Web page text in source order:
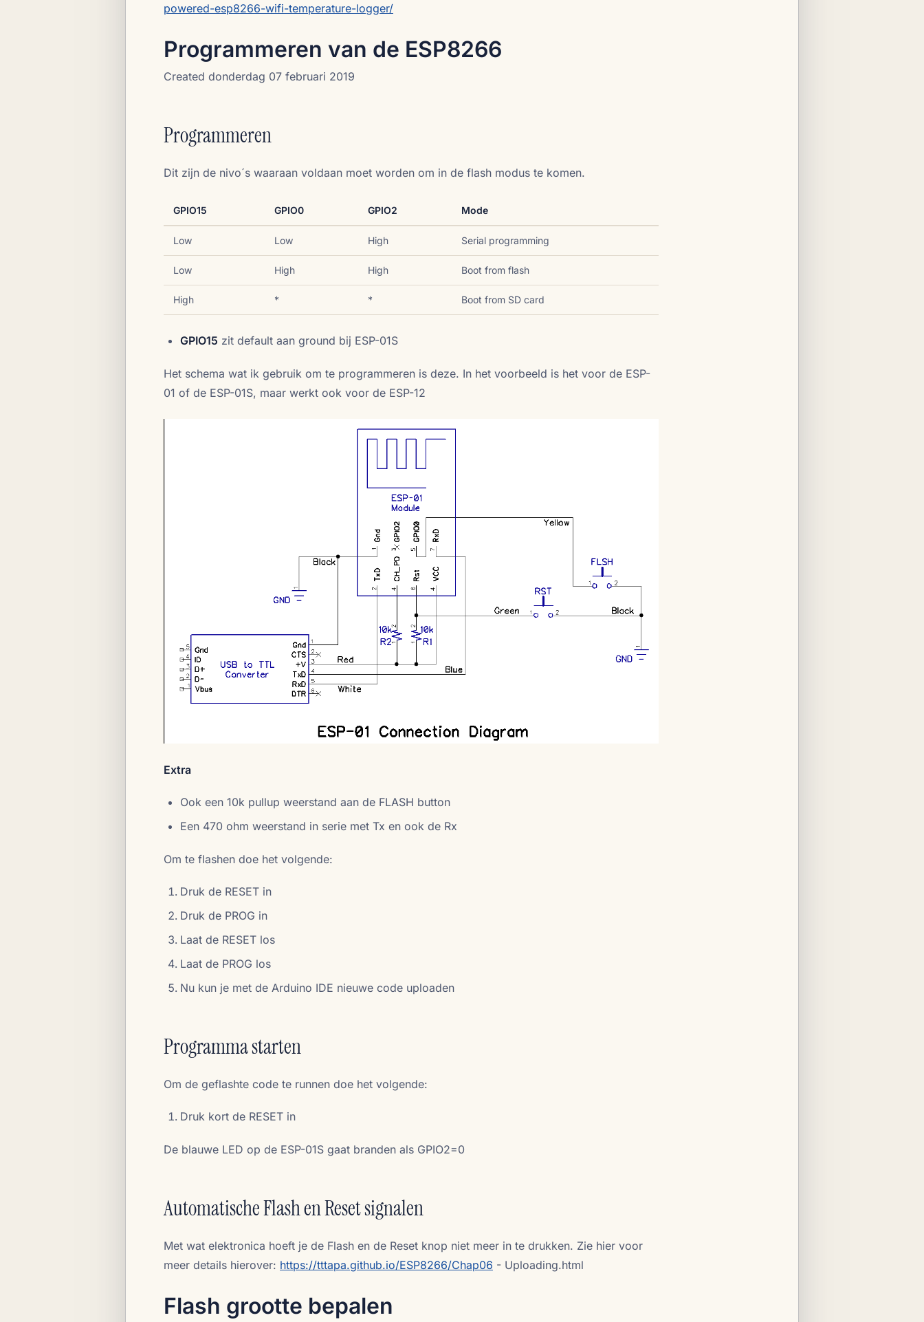
powered-esp8266-wifi-temperature-logger/
Programmeren van de ESP8266
Created donderdag 07 februari 2019
Programmeren
Dit zijn de nivo´s waaraan voldaan moet worden om in de flash modus te komen.
GPIO15 GPIO0 GPIO2 Mode
Low Low High Serial programming
Low High High Boot from flash
High * * Boot from SD card
GPIO15 zit default aan ground bij ESP-01S
Het schema wat ik gebruik om te programmeren is deze. In het voorbeeld is het voor de ESP-
01 of de ESP-01S, maar werkt ook voor de ESP-12
Extra
Ook een 10k pullup weerstand aan de FLASH button
Een 470 ohm weerstand in serie met Tx en ook de Rx
Om te flashen doe het volgende:
Druk de RESET in
Druk de PROG in
Laat de RESET los
Laat de PROG los
Nu kun je met de Arduino IDE nieuwe code uploaden
Programma starten
Om de geflashte code te runnen doe het volgende:
Druk kort de RESET in
De blauwe LED op de ESP-01S gaat branden als GPIO2=0
Automatische Flash en Reset signalen
Met wat elektronica hoeft je de Flash en de Reset knop niet meer in te drukken. Zie hier voor
meer details hierover: https://tttapa.github.io/ESP8266/Chap06 - Uploading.html
Flash grootte bepalen